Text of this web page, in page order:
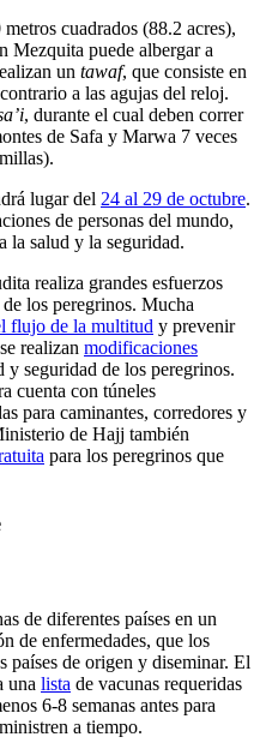
cuadrados (88.2 acres),
Mezquita puede albergar a
un tawaf, que consiste en
a las agujas del reloj.
, durante el cual deben correr
de Safa y Marwa 7 veces
lugar del 24 al 29 de octubre.
de personas del mundo,
la salud y la seguridad.
realiza grandes esfuerzos
los peregrinos. Mucha
flujo de la multitud y prevenir
realizan modificaciones
y seguridad de los peregrinos.
cuenta con túneles
para caminantes, corredores y
de Hajj también
para los peregrinos que
de diferentes países en un
de enfermedades, que los
países de origen y diseminar. El
una lista de vacunas requeridas
6-8 semanas antes para
a tiempo.